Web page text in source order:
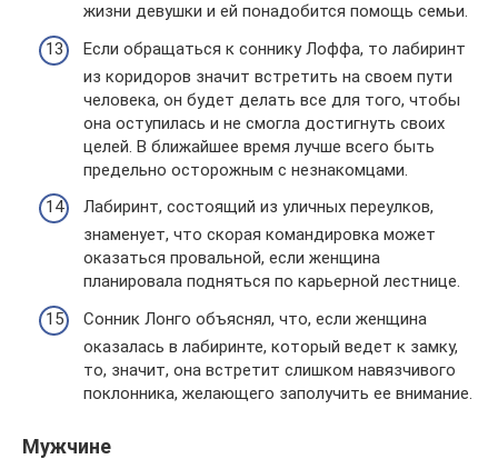
жизни девушки и ей понадобится помощь семьи.
Если обращаться к соннику Лоффа, то лабиринт
из коридоров значит встретить на своем пути
человека, он будет делать все для того, чтобы
она оступилась и не смогла достигнуть своих
целей. В ближайшее время лучше всего быть
предельно осторожным с незнакомцами.
Лабиринт, состоящий из уличных переулков,
знаменует, что скорая командировка может
оказаться провальной, если женщина
планировала подняться по карьерной лестнице.
Сонник Лонго объяснял, что, если женщина
оказалась в лабиринте, который ведет к замку,
то, значит, она встретит слишком навязчивого
поклонника, желающего заполучить ее внимание.
Мужчине